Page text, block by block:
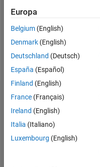
Following:
0
Follow
Dashboard
Statistik
MATLAB Answers
Europa
Belgium (English)
Denmark (English)
Deutschland (Deutsch)
España (Español)
Finland (English)
France (Français)
Ireland (English)
Italia (Italiano)
Luxembourg (English)